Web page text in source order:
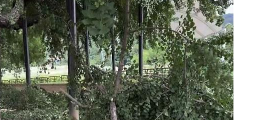
미
지
확
대